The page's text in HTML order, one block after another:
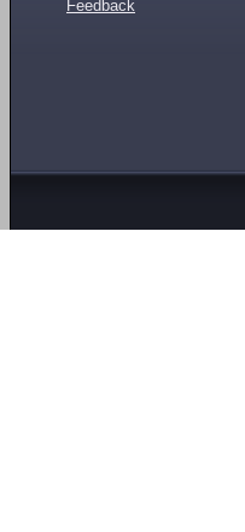
Feedback